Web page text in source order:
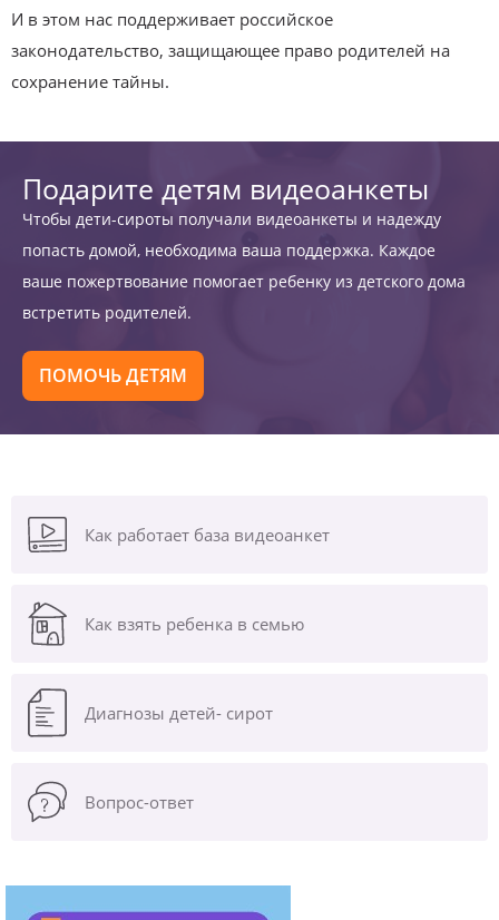
И в этом нас поддерживает российское
законодательство, защищающее право родителей на
сохранение тайны.
Подарите детям видеоанкеты
Чтобы дети-сироты получали видеоанкеты и надежду
попасть домой, необходима ваша поддержка. Каждое
ваше пожертвование помогает ребенку из детского дома
встретить родителей.
ПОМОЧЬ ДЕТЯМ
Как работает база видеоанкет
Как взять ребенка в семью
Диагнозы детей- сирот
Вопрос-ответ